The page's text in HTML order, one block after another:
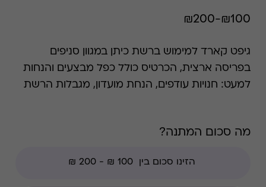
₪100-₪200
גיפט קארד למימוש ברשת כיתן במגוון סניפים
בפריסה ארצית, הכרטיס כולל כפל מבצעים והנחות
למעט: חנויות עודפים, הנחת מועדון, מגבלות הרשת
מה סכום המתנה?